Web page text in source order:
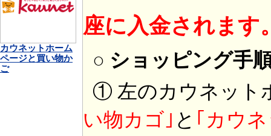
カウネットホーム
ページと買い物か
ご
座に入金されます
○ ショッピング手
① 左のカウネット
い物カゴ｣ と ｢カウ